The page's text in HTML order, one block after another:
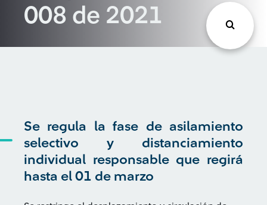
008 de 2021
Se regula la fase de asilamiento
selectivo y distanciamiento
individual responsable que regirá
hasta el 01 de marzo